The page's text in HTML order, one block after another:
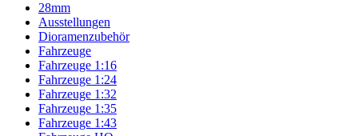
28mm
Ausstellungen
Dioramenzubehör
Fahrzeuge
Fahrzeuge 1:16
Fahrzeuge 1:24
Fahrzeuge 1:32
Fahrzeuge 1:35
Fahrzeuge 1:43